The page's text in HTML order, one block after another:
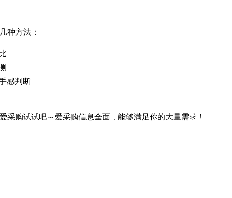
种方法：
感判断
采购试试吧～爱采购信息全面，能够满足你的大量需求！